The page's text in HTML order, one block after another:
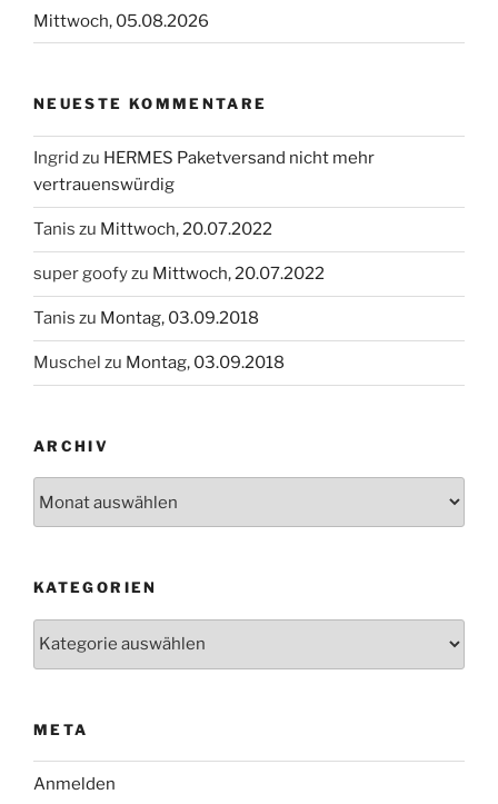
Mittwoch, 05.08.2026
NEUESTE KOMMENTARE
Ingrid zu HERMES Paketversand nicht mehr
vertrauenswürdig
Tanis zu Mittwoch, 20.07.2022
super goofyzu Mittwoch, 20.07.2022
Tanis zu Montag, 03.09.2018
Muschel zu Montag, 03.09.2018
ARCHIV
KATEGORIEN
META
Anmelden